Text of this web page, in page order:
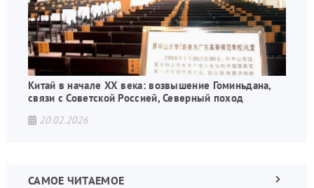
Китай в начале XX века: возвышение Гоминьдана,
связи с Советской Россией, Северный поход
20.02.2026
САМОЕ ЧИТАЕМОЕ
Следующая